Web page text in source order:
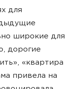
для
широкие для
дорогие
«квартира
привела на